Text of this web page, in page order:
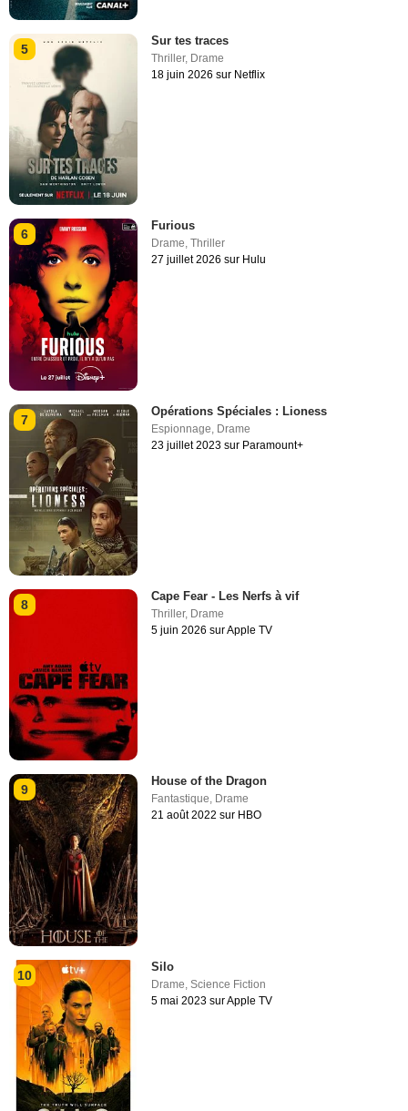
5
Sur tes traces
Thriller, Drame
18 juin 2026 sur Netflix
6
Furious
Drame,Thriller
27 juillet 2026 sur Hulu
7
Opérations Spéciales : Lioness
Espionnage Drame
23 juillet 2023 sur Paramount+
8
Cape Fear - Les Nerfs à vif
Thriller, Drame
5 juin 2026 sur Apple TV
9
House of the Dragon
Fantastique, Drame
21 août 2022 sur HBO
10
Silo
Drame ,Science Fiction
5 mai 2023 sur Apple TV